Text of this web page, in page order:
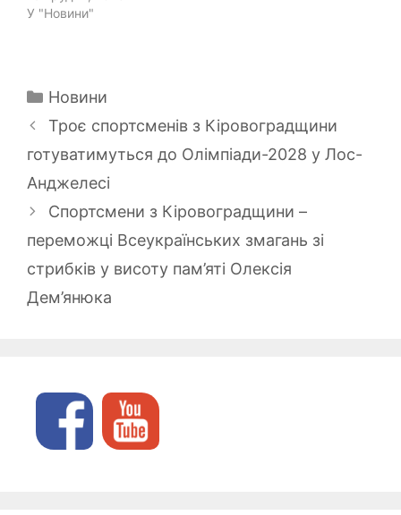
У "Новини"
Категорії
Новини
Троє спортсменів з Кіровоградщини
готуватимуться до Олімпіади-2028 у Лос-
Анджелесі
Спортсмени з Кіровоградщини –
переможці Всеукраїнських змагань зі
стрибків у висоту пам’яті Олексія
Дем’янюка